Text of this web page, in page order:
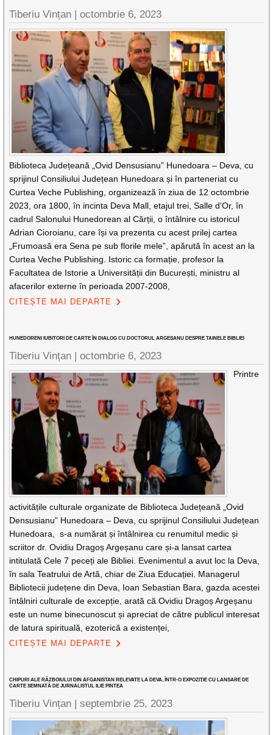
Tiberiu Vințan |octombrie 6, 2023
Biblioteca Județeană „Ovid Densusianu” Hunedoara – Deva, cu
sprijinul Consiliului Județean Hunedoara și în parteneriat cu
Curtea Veche Publishing, organizează în ziua de 12 octombrie
2023, ora 1800, în incinta Deva Mall, etajul trei, Salle d’Or, în
cadrul Salonului Hunedorean al Cărții, o întâlnire cu istoricul
Adrian Cioroianu, care își va prezenta cu acest prilej cartea
„Frumoasă era Sena pe sub florile mele”, apărută în acest an la
Curtea Veche Publishing. Istoric ca formație, profesor la
Facultatea de Istorie a Universității din București, ministru al
afacerilor externe în perioada 2007-2008,
CITEȘTE MAI DEPARTE
HUNEDORENI IUBITORI DE CARTE ÎN DIALOG CU DOCTORUL ARGEȘANU DESPRE TAINELE BIBLIEI
Tiberiu Vințan |octombrie 6, 2023
Printre
activitățile culturale organizate de Biblioteca Județeană „Ovid
Densusianu” Hunedoara – Deva, cu sprijinul Consiliului Județean
Hunedoara, s-a numărat și întâlnirea cu renumitul medic și
scriitor dr. Ovidiu Dragoș Argeșanu care și-a lansat cartea
intitulată Cele 7 peceți ale Bibliei. Evenimentul a avut loc la Deva,
în sala Teatrului de Artă, chiar de Ziua Educației. Managerul
Bibliotecii județene din Deva, Ioan Sebastian Bara, gazda acestei
întâlniri culturale de excepție, arată că Ovidiu Dragoș Argeșanu
este un nume binecunoscut și apreciat de către publicul interesat
de latura spirituală, ezoterică a existenței,
CITEȘTE MAI DEPARTE
CHIPURI ALE RĂZBOIULUI DIN AFGANISTAN RELEVATE LA DEVA, ÎNTR-O EXPOZIȚIE CU LANSARE DE
CARTE SEMNATĂ DE JURNALISTUL ILIE PINTEA
Tiberiu Vințan |septembrie 25, 2023